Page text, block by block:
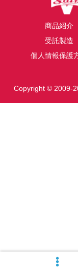
商品紹介
受託製造
個人情報保護
Copyright © 2009-